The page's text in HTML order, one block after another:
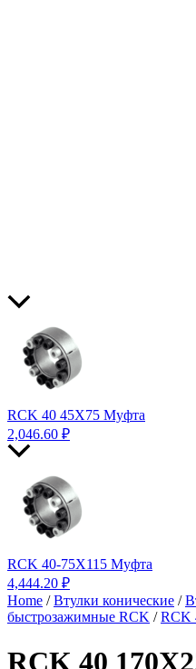
RCK 40 45X75 Муфта
2,046.60 ₽
RCK 40-75X115 Муфта
4,444.20 ₽
Home /Втулки конические /
быстрозажимные RCK /RCK
RCK 40